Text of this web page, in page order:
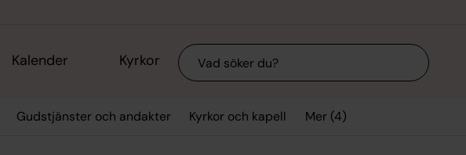
Kalender Kyrkor Sök
Gudstjänster och andakter Kyrkor och kapell Mer (4)